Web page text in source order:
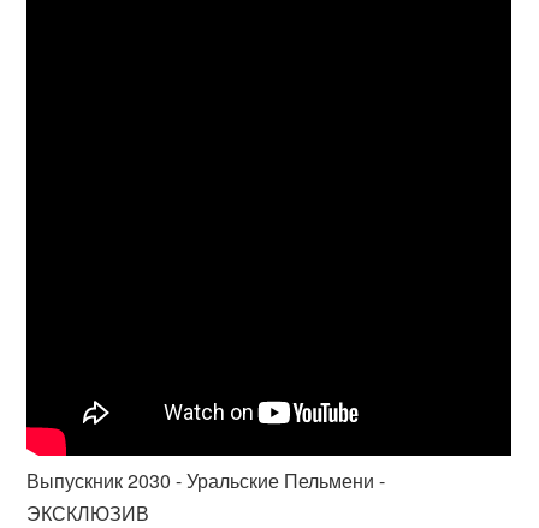
Выпускник 2030 - Уральские Пельмени -
ЭКСКЛЮЗИВ